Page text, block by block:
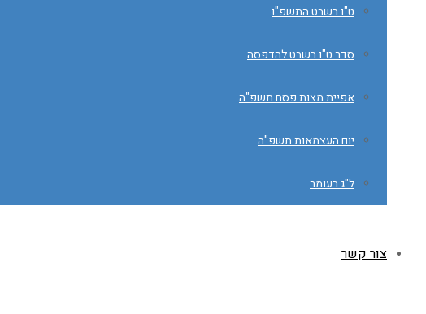
ט"ו בשבט התשפ"ו
סדר ט"ו בשבט להדפסה
אפיית מצות פסח תשפ"ה
יום העצמאות תשפ"ה
ל"ג בעומר
צור קשר